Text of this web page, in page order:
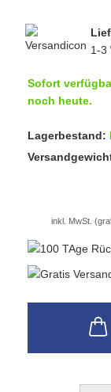
1-3
Sofort
noch heute.
Lagerbestand:
inkl. MwSt.